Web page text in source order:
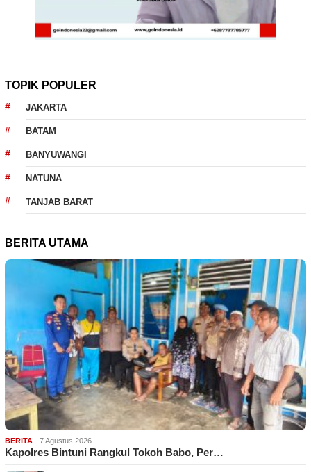
TOPIK POPULER
JAKARTA
BATAM
BANYUWANGI
NATUNA
TANJAB BARAT
BERITA UTAMA
BERITA 7 Agustus 2026
Kapolres Bintuni Rangkul Tokoh Babo, Per…